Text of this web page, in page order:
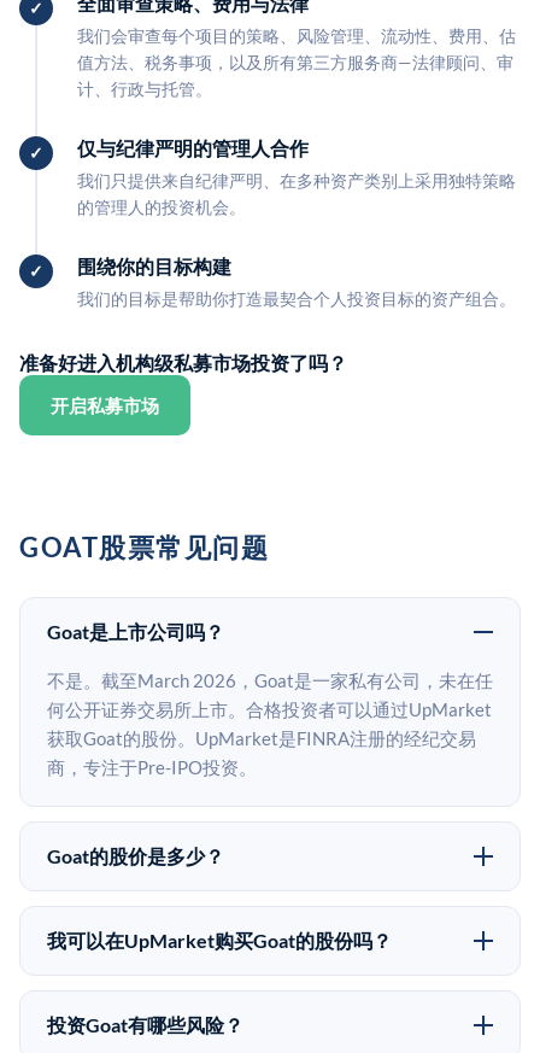
我们会审查每个项目的策略、风险管理、流动性、费用、估
值方法、税务事项，以及所有第三方服务商—法律顾问、审
计、行政与托管。
仅与纪律严明的管理人合作
我们只提供来自纪律严明、在多种资产类别上采用独特策略
的管理人的投资机会。
围绕你的目标构建
我们的目标是帮助你打造最契合个人投资目标的资产组合。
准备好进入机构级私募市场投资了吗？
开启私募市场
GOAT股票常见问题
Goat是上市公司吗？
不是。截至March 2026，Goat是一家私有公司，未在任
何公开证券交易所上市。合格投资者可以通过UpMarket
获取Goat的股份。UpMarket是FINRA注册的经纪交易
商，专注于Pre-IPO投资。
Goat的股价是多少？
Goat没有公开股价，因为它是一家私有公司。最近的已
知股价来自其最近一轮融资。 二级市场上的Pre-IPO股
同。
我可以在UpMarket购买Goat的股份吗？
可以。合格投资者可以通过填写本页表单或在
upmarket.co创建账户来表达对Goat股份的投资意向。所
投资Goat有哪些风险？